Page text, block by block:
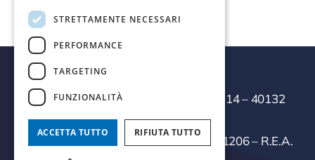
Termal Servizi Srl
– Via della Salute, 14 – 40132
Bologna
Cod.Fisc./P.IVA/Reg.Imprese 03271301206 – R.E.A.
STRETTAMENTE NECESSARI
PERFORMANCE
TARGETING
FUNZIONALITÀ
ACCETTA TUTTO RIFIUTA TUTTO